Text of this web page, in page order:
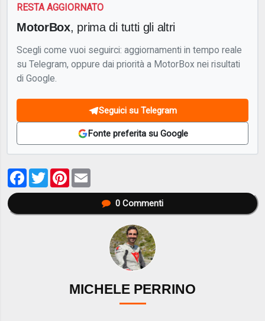
RESTA AGGIORNATO
MotorBox, prima di tutti gli altri
Scegli come vuoi seguirci: aggiornamenti in tempo reale
su Telegram, oppure dai priorità a MotorBox nei risultati
di Google.
Seguici su Telegram
Fonte preferita su Google
Facebook
TwitterPinterest
0Commenti
MICHELE PERRINO